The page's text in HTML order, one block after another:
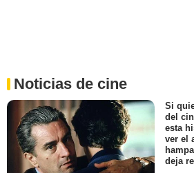
Noticias de cine
Si
del
esta
ver el
deja